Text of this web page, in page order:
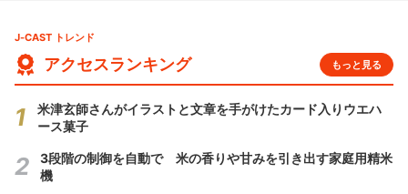
J-CAST トレンド
アクセスランキング もっと見る
米津玄師さんがイラストと文章を手がけたカード入りウエハ
ース菓子
3段階の制御を自動で 米の香りや甘みを引き出す家庭用精米
機